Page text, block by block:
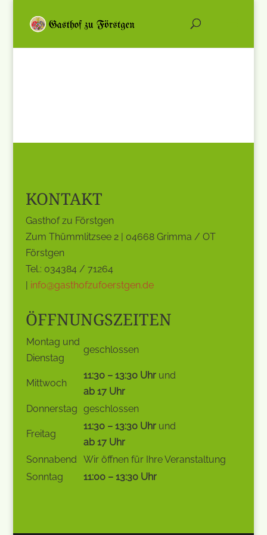
KONTAKT
Gasthof zu Förstgen
Zum Thümmlitzsee 2 | 04668 Grimma / OT
Förstgen
Tel.: 034384 / 71264
| info@gasthofzufoerstgen.de
ÖFFNUNGSZEITEN
Montag und
Dienstag
geschlossen
Mittwoch
11:30 – 13:30 Uhrund
ab 17 Uhr
Donnerstag geschlossen
Freitag
11:30 – 13:30 Uhrund
ab 17 Uhr
Sonnabend
Wir öffnen für Ihre Veranstaltung
Sonntag
11:00 – 13:30 Uhr